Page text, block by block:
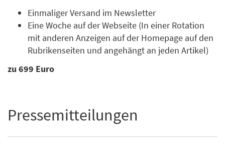
Einmaliger Versand im Newsletter
Eine Woche auf der Webseite (In einer Rotation
mit anderen Anzeigen auf der Homepage auf den
Rubrikenseiten und angehängt an jeden Artikel)
zu 699 Euro
Pressemitteilungen